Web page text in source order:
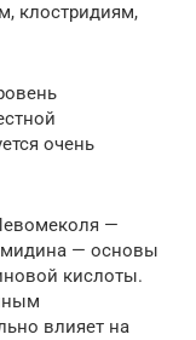
клостридиям,
очень
—
— основы
кислоты.
влияет на